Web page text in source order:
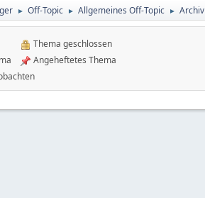
► Off-Topic ► Allgemeines Off-Topic ► Archiv
Thema geschlossen
Angeheftetes Thema